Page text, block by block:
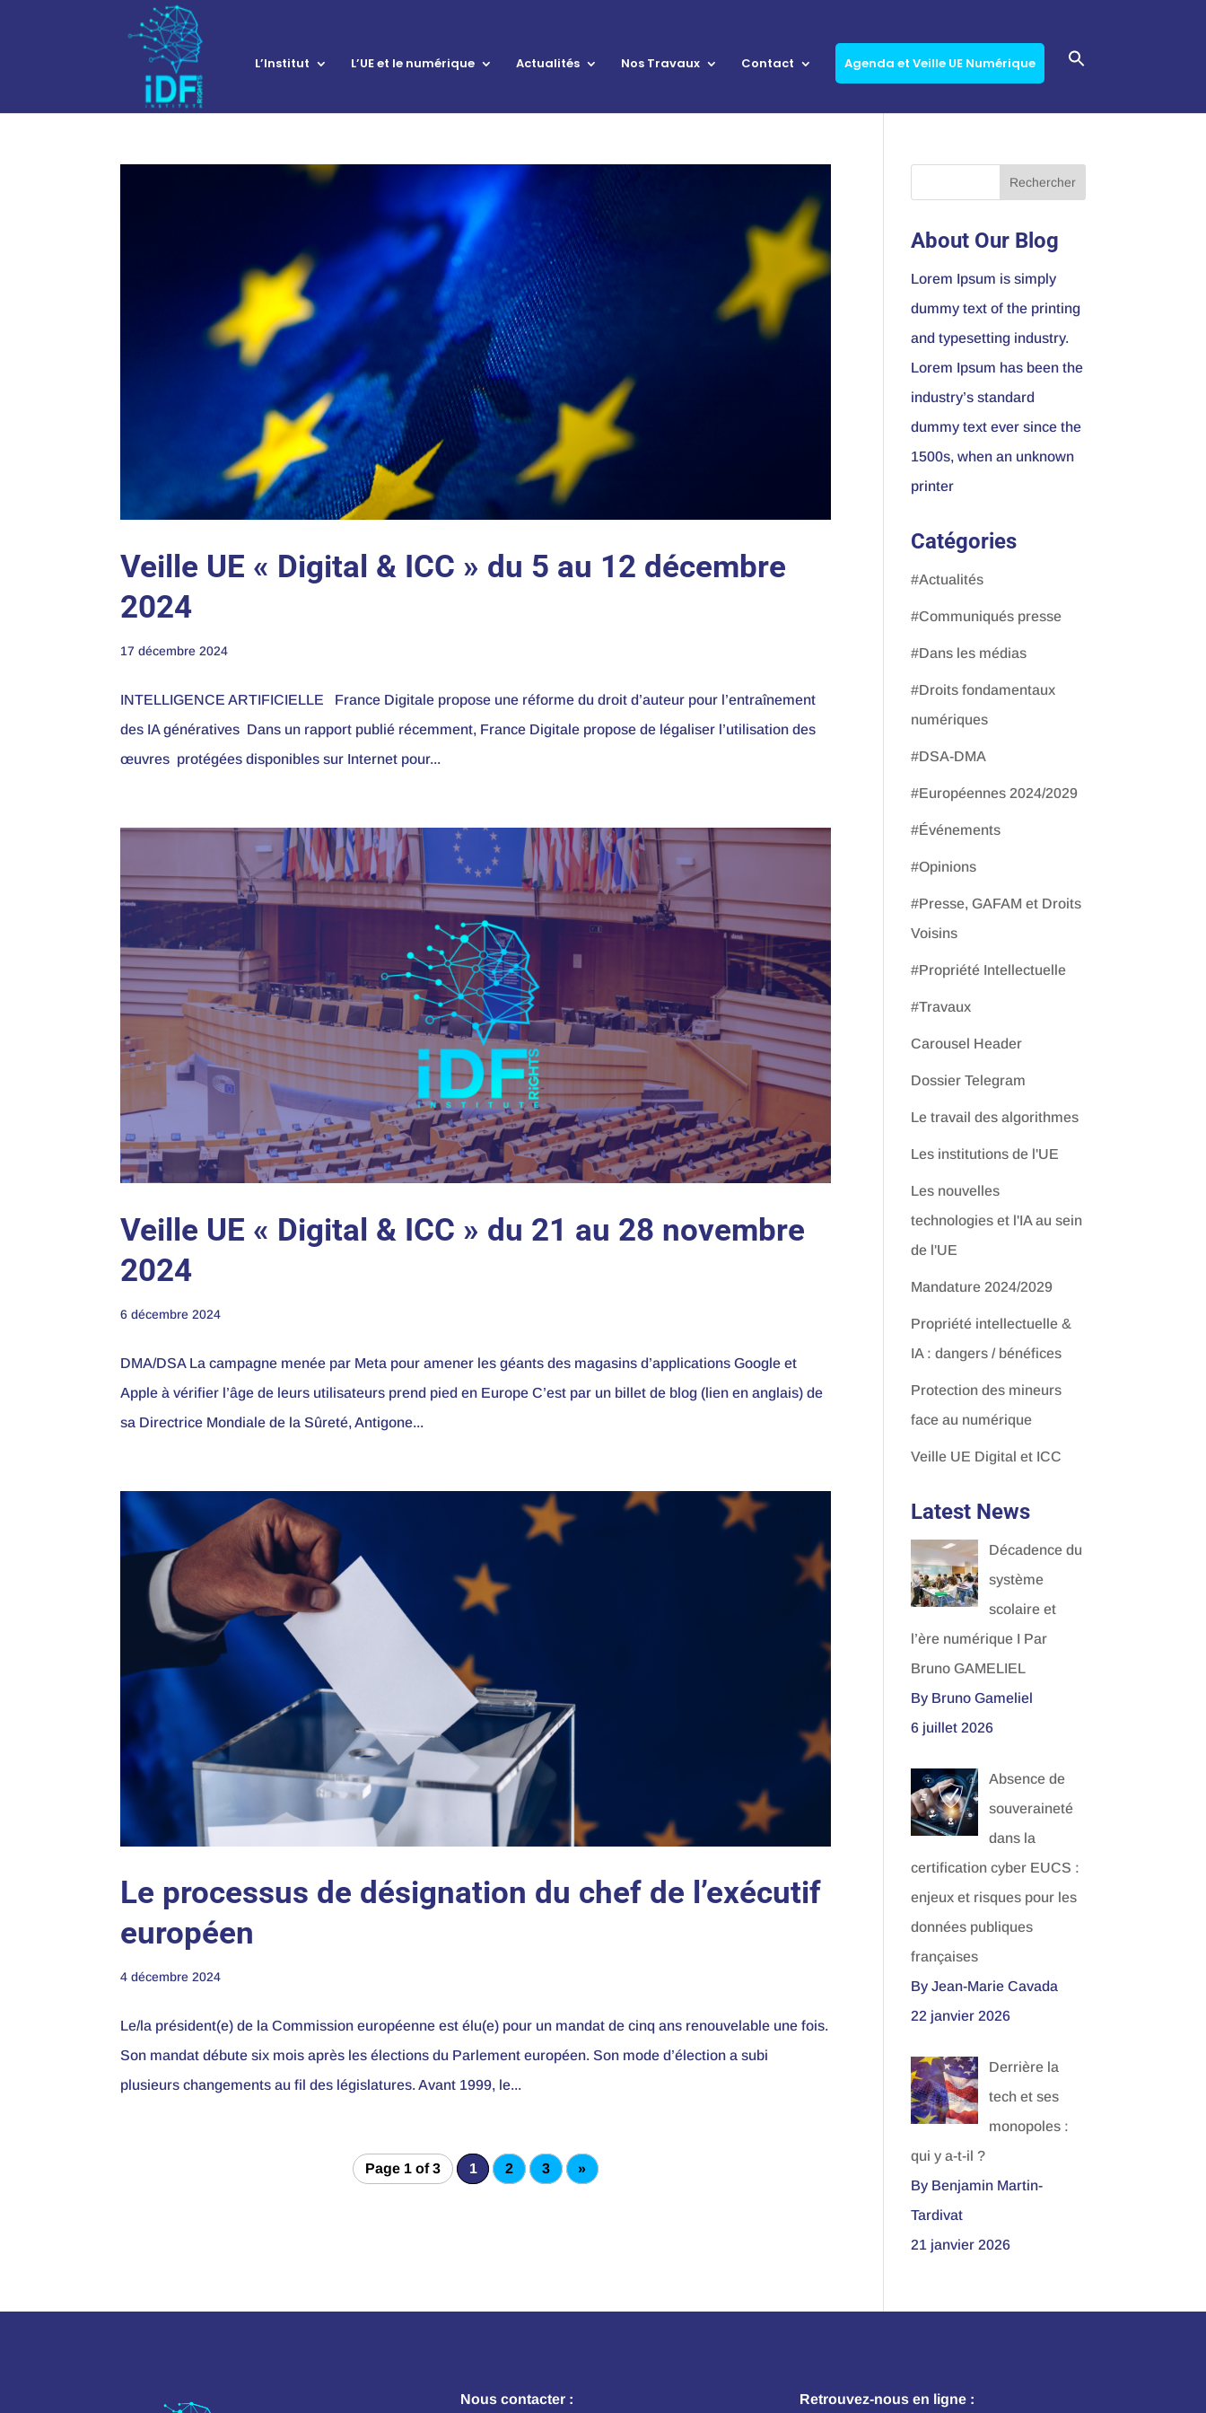
L’Institut L’UE et le numérique Actualités Nos Travaux Contact Agenda et Veille UE Numérique
Veille UE « Digital & ICC » du 5 au 12 décembre
2024
17 décembre 2024
INTELLIGENCE ARTIFICIELLE France Digitale propose une réforme du droit d’auteur pour l’entraînement
des IA génératives Dans un rapport publié récemment, France Digitale propose de légaliser l’utilisation des
œuvres protégées disponibles sur Internet pour...
Veille UE « Digital & ICC » du 21 au 28 novembre
2024
6 décembre 2024
DMA/DSA La campagne menée par Meta pour amener les géants des magasins d’applications Google et
Apple à vérifier l’âge de leurs utilisateurs prend pied en Europe C’est par un billet de blog (lien en anglais) de
sa Directrice Mondiale de la Sûreté, Antigone...
Le processus de désignation du chef de l’exécutif
européen
4 décembre 2024
Le/la président(e) de la Commission européenne est élu(e) pour un mandat de cinq ans renouvelable une fois.
Son mandat débute six mois après les élections du Parlement européen. Son mode d’élection a subi
plusieurs changements au fil des législatures. Avant 1999, le...
Page 1 of 3 1 2 3 »
About Our Blog
Lorem Ipsum is simply
dummy text of the printing
and typesetting industry.
Lorem Ipsum has been the
industry’s standard
dummy text ever since the
1500s, when an unknown
printer
Catégories
#Actualités
#Communiqués presse
#Dans les médias
#Droits fondamentaux
numériques
#DSA-DMA
#Européennes 2024/2029
#Événements
#Opinions
#Presse, GAFAM et Droits
Voisins
#Propriété Intellectuelle
#Travaux
Carousel Header
Dossier Telegram
Le travail des algorithmes
Les institutions de l'UE
Les nouvelles
technologies et l'IA au sein
de l'UE
Mandature 2024/2029
Propriété intellectuelle &
IA : dangers / bénéfices
Protection des mineurs
face au numérique
Veille UE Digital et ICC
Latest News
Décadence du
système
scolaire et
l’ère numérique I Par
Bruno GAMELIEL
By Bruno Gameliel
6 juillet 2026
Absence de
souveraineté
dans la
certification cyber EUCS :
enjeux et risques pour les
données publiques
françaises
By Jean-Marie Cavada
22 janvier 2026
Derrière la
tech et ses
monopoles :
qui y a-t-il ?
By Benjamin Martin-
Tardivat
21 janvier 2026
Nous contacter : Retrouvez-nous en ligne :